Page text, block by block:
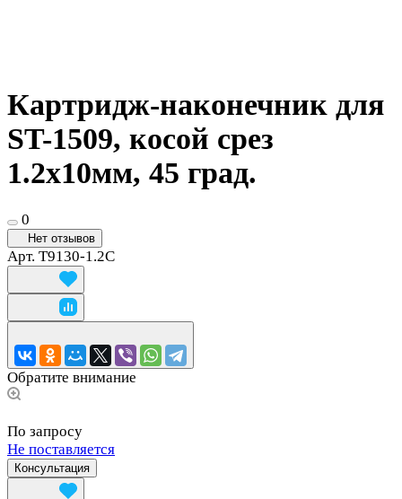
Картридж-наконечник для
ST-1509, косой срез
1.2х10мм, 45 град.
0
Нет отзывов
Арт. T9130-1.2C
Обратите внимание
По запросу
Не поставляется
Консультация